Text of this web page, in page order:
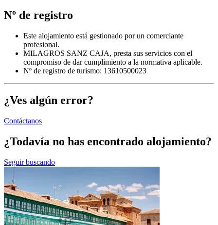
Nº de registro
Este alojamiento está gestionado por un comerciante
profesional.
MILAGROS SANZ CAJA, presta sus servicios con el
compromiso de dar cumplimiento a la normativa aplicable.
Nº de registro de turismo: 13610500023
¿Ves algún error?
Contáctanos
¿Todavía no has encontrado alojamiento?
Seguir buscando